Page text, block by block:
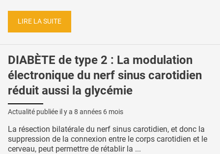
LIRE LA SUITE
DIABÈTE de type 2 : La modulation
électronique du nerf sinus carotidien
réduit aussi la glycémie
Actualité publiée il y a 8 années 6 mois
La résection bilatérale du nerf sinus carotidien, et donc la
suppression de la connexion entre le corps carotidien et le
cerveau, peut permettre de rétablir la ...